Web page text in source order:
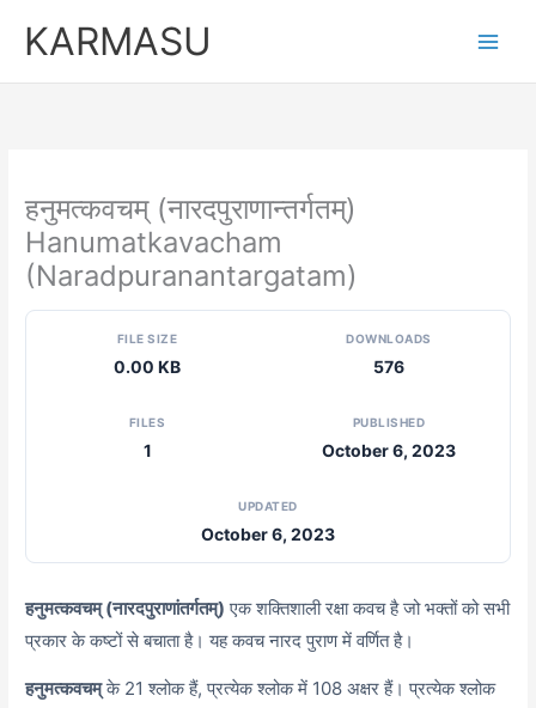
KARMASU
हनुमत्कवचम् (नारदपुराणान्तर्गतम्)
Hanumatkavacham
(Naradpuranantargatam)
FILE SIZE
0.00 KB
DOWNLOADS
576
FILES
1
PUBLISHED
October 6, 2023
UPDATED
October 6, 2023
हनुमत्कवचम् (नारदपुराणांतर्गतम्) एक शक्तिशाली रक्षा कवच है जो भक्तों को सभी
प्रकार के कष्टों से बचाता है। यह कवच नारद पुराण में वर्णित है।
हनुमत्कवचम्के 21 श्लोक हैं, प्रत्येक श्लोक में 108 अक्षर हैं। प्रत्येक श्लोक